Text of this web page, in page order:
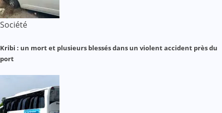
Société
Kribi : un mort et plusieurs blessés dans un violent accident près du
port